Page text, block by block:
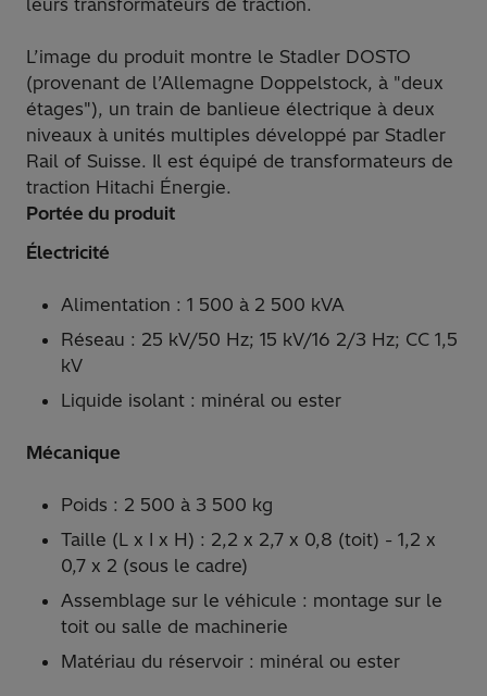
leurs transformateurs de traction.
L’image du produit montre le Stadler DOSTO
(provenant de l’Allemagne Doppelstock, à "deux
étages"), un train de banlieue électrique à deux
niveaux à unités multiples développé par Stadler
Rail of Suisse. Il est équipé de transformateurs de
traction Hitachi Énergie.
Portée du produit
Électricité
Alimentation : 1 500 à 2 500 kVA
Réseau : 25 kV/50 Hz; 15 kV/16 2/3 Hz; CC 1,5
kV
Liquide isolant : minéral ou ester
Mécanique
Poids : 2 500 à 3 500 kg
Taille (L x I x H) : 2,2 x 2,7 x 0,8 (toit) - 1,2 x
0,7 x 2 (sous le cadre)
Assemblage sur le véhicule : montage sur le
toit ou salle de machinerie
Matériau du réservoir : minéral ou ester